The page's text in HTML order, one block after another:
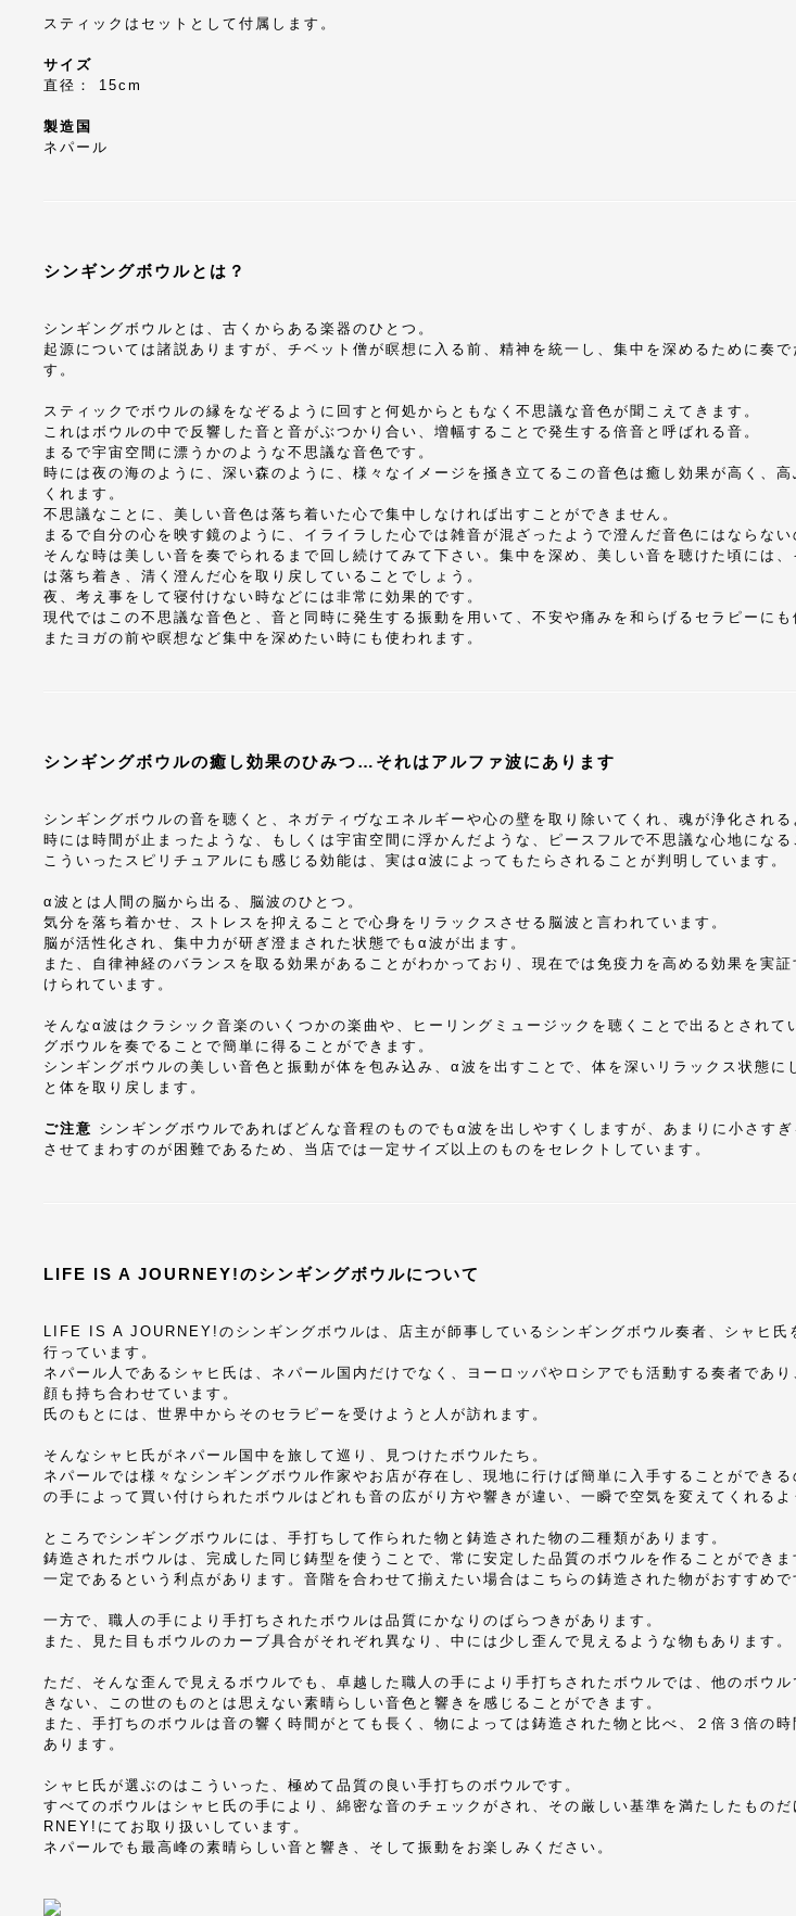
スティックはセットとして付属します。
サイズ
直径： 15cm
製造国
ネパール
シンギングボウルとは？
シンギングボウルとは、古くからある楽器のひとつ。
起源については諸説ありますが、チベット僧が瞑想に入る前、精神を統一し、集中を深めるために奏で
す。
スティックでボウルの縁をなぞるように回すと何処からともなく不思議な音色が聞こえてきます。
これはボウルの中で反響した音と音がぶつかり合い、増幅することで発生する倍音と呼ばれる音。
まるで宇宙空間に漂うかのような不思議な音色です。
時には夜の海のように、深い森のように、様々なイメージを掻き立てるこの音色は癒し効果が高く、高
くれます。
不思議なことに、美しい音色は落ち着いた心で集中しなければ出すことができません。
まるで自分の心を映す鏡のように、イライラした心では雑音が混ざったようで澄んだ音色にはならない
そんな時は美しい音を奏でられるまで回し続けてみて下さい。集中を深め、美しい音を聴けた頃には
は落ち着き、清く澄んだ心を取り戻していることでしょう。
夜、考え事をして寝付けない時などには非常に効果的です。
現代ではこの不思議な音色と、音と同時に発生する振動を用いて、不安や痛みを和らげるセラピーにも
またヨガの前や瞑想など集中を深めたい時にも使われます。
シンギングボウルの癒し効果のひみつ…それはアルファ波にあります
シンギングボウルの音を聴くと、ネガティヴなエネルギーや心の壁を取り除いてくれ、魂が浄化される
時には時間が止まったような、もしくは宇宙空間に浮かんだような、ピースフルで不思議な心地になる
こういったスピリチュアルにも感じる効能は、実はα波によってもたらされることが判明しています。
α波とは人間の脳から出る、脳波のひとつ。
気分を落ち着かせ、ストレスを抑えることで心身をリラックスさせる脳波と言われています。
脳が活性化され、集中力が研ぎ澄まされた状態でもα波が出ます。
また、自律神経のバランスを取る効果があることがわかっており、現在では免疫力を高める効果を実
けられています。
そんなα波はクラシック音楽のいくつかの楽曲や、ヒーリングミュージックを聴くことで出るとされて
グボウルを奏でることで簡単に得ることができます。
シンギングボウルの美しい音色と振動が体を包み込み、α波を出すことで、体を深いリラックス状態に
と体を取り戻します。
ご注意 シンギングボウルであればどんな音程のものでもα波を出しやすくしますが、あまりに小さす
させてまわすのが困難であるため、当店では一定サイズ以上のものをセレクトしています。
LIFE IS A JOURNEY!のシンギングボウルについて
LIFE IS A JOURNEY!のシンギングボウルは、店主が師事しているシンギングボウル奏者、シャヒ氏
行っています。
ネパール人であるシャヒ氏は、ネパール国内だけでなく、ヨーロッパやロシアでも活動する奏者であり
顔も持ち合わせています。
氏のもとには、世界中からそのセラピーを受けようと人が訪れます。
そんなシャヒ氏がネパール国中を旅して巡り、見つけたボウルたち。
ネパールでは様々なシンギングボウル作家やお店が存在し、現地に行けば簡単に入手することができ
の手によって買い付けられたボウルはどれも音の広がり方や響きが違い、一瞬で空気を変えてくれるよ
ところでシンギングボウルには、手打ちして作られた物と鋳造された物の二種類があります。
鋳造されたボウルは、完成した同じ鋳型を使うことで、常に安定した品質のボウルを作ることができま
一定であるという利点があります。音階を合わせて揃えたい場合はこちらの鋳造された物がおすすめで
一方で、職人の手により手打ちされたボウルは品質にかなりのばらつきがあります。
また、見た目もボウルのカーブ具合がそれぞれ異なり、中には少し歪んで見えるような物もあります。
ただ、そんな歪んで見えるボウルでも、卓越した職人の手により手打ちされたボウルでは、他のボウ
きない、この世のものとは思えない素晴らしい音色と響きを感じることができます。
また、手打ちのボウルは音の響く時間がとても長く、物によっては鋳造された物と比べ、２倍３倍の時
あります。
シャヒ氏が選ぶのはこういった、極めて品質の良い手打ちのボウルです。
すべてのボウルはシャヒ氏の手により、綿密な音のチェックがされ、その厳しい基準を満たしたもの
RNEY!にてお取り扱いしています。
ネパールでも最高峰の素晴らしい音と響き、そして振動をお楽しみください。